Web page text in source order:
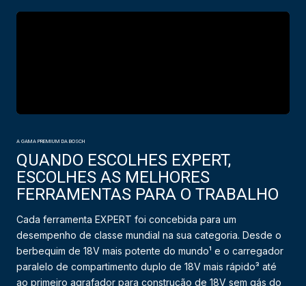
A GAMA PREMIUM DA BOSCH
QUANDO ESCOLHES EXPERT,
ESCOLHES AS MELHORES
FERRAMENTAS PARA O TRABALHO
Cada ferramenta EXPERT foi concebida para um
desempenho de classe mundial na sua categoria. Desde o
berbequim de 18V mais potente do mundo¹ e o carregador
paralelo de compartimento duplo de 18V mais rápido³ até
ao primeiro agrafador para construção de 18V sem gás do